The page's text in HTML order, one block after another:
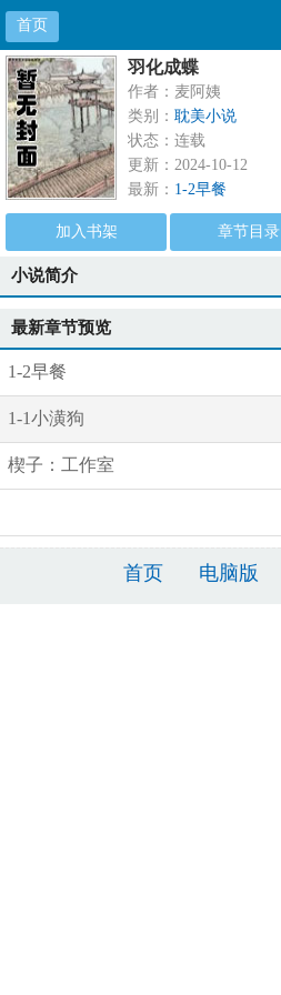
首页
羽化成蝶
作者：麦阿姨
类别： 耽美小说
状态：连载
更新：2024-10-12
最新： 1-2早餐
加入书架 章节目录
小说简介
最新章节预览
1-2早餐
1-1小潢狗
楔子：工作室
首页 电脑版